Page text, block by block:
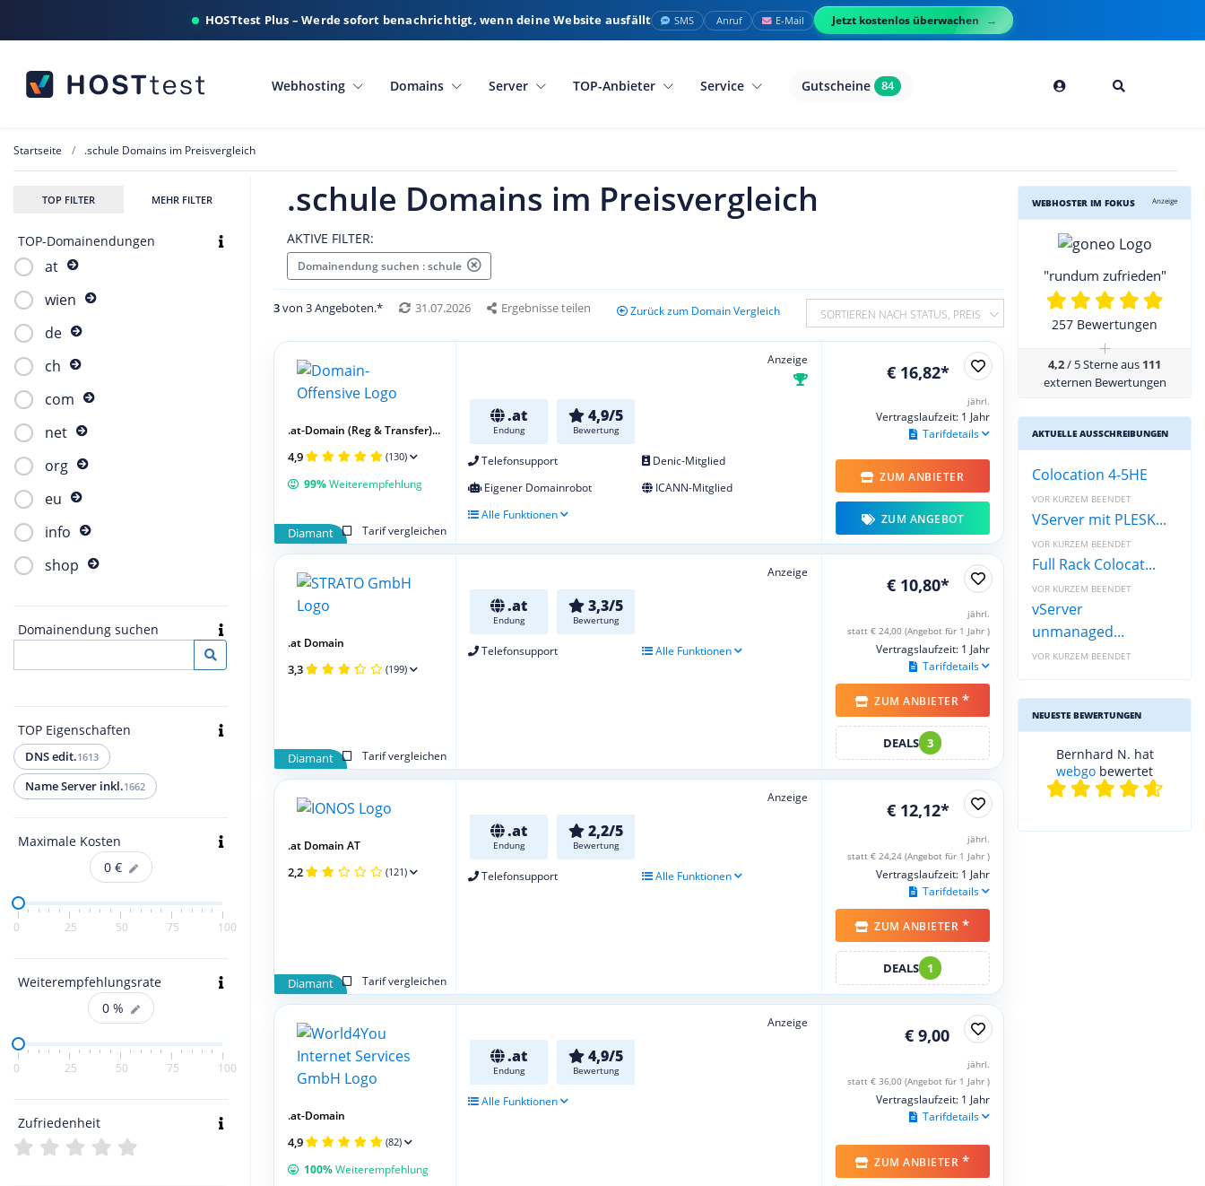
HOSTtest Plus – Werde sofort benachrichtigt, wenn deine Website ausfällt SMS Anruf E-Mail Jetzt kostenlos überwachen
Webhosting Domains Server TOP-Anbieter Service Gutscheine 84
Startseite .schule Domains im Preisvergleich
TOP FILTER MEHR FILTER
TOP-Domainendungen
at
wien
de
ch
com
net
org
eu
info
shop
Domainendung suchen
TOP Eigenschaften
DNS edit.1613
Name Server inkl.1662
Maximale Kosten
0 €
0 25 50 75 100
Weiterempfehlungsrate
0 %
0 25 50 75 100
Zufriedenheit
.schule Domains im Preisvergleich
AKTIVE FILTER:
Domainendung suchen : schule
3von 3 Angeboten.* 31.07.2026 Ergebnisse teilen Zurück zum Domain Vergleich SORTIEREN NACH STATUS, PREIS
Anzeige
.at
Endung
4,9/5
Bewertung
Telefonsupport
Denic-Mitglied
Eigener Domainrobot
ICANN-Mitglied
Alle Funktionen
Diamant
Tarif vergleichen
.at-Domain (Reg & Transfer)...
4,9 (130)
99%Weiterempfehlung
€ 16,82*
jährl.
Vertragslaufzeit: 1 Jahr
Tarifdetails
ZUM ANBIETER
ZUM ANGEBOT
Anzeige
.at
Endung
3,3/5
Bewertung
Telefonsupport Alle Funktionen
Diamant Tarif vergleichen
.at Domain
3,3 (199)
€ 10,80*
jährl.
statt € 24,00 (Angebot für 1 Jahr )
Vertragslaufzeit: 1 Jahr
Tarifdetails
ZUM ANBIETER *
DEALS 3
Anzeige
.at
Endung
2,2/5
Bewertung
Telefonsupport Alle Funktionen
Diamant Tarif vergleichen
.at Domain AT
2,2 (121)
€ 12,12*
jährl.
statt € 24,24 (Angebot für 1 Jahr )
Vertragslaufzeit: 1 Jahr
Tarifdetails
ZUM ANBIETER *
DEALS 1
Anzeige
.at
Endung
4,9/5
Bewertung
Alle Funktionen
.at-Domain
4,9 (82)
100%Weiterempfehlung
€ 9,00
jährl.
statt € 36,00 (Angebot für 1 Jahr )
Vertragslaufzeit: 1 Jahr
Tarifdetails
ZUM ANBIETER *
WEBHOSTER IM FOKUS Anzeige
"rundum zufrieden"
257 Bewertungen
+
4,2/ 5 Sterne aus 111
externen Bewertungen
AKTUELLE AUSSCHREIBUNGEN
Colocation 4-5HE
VOR KURZEM BEENDET
VServer mit PLESK...
VOR KURZEM BEENDET
Full Rack Colocat...
VOR KURZEM BEENDET
vServer
unmanaged...
VOR KURZEM BEENDET
NEUESTE BEWERTUNGEN
Bernhard N. hat
webgo bewertet